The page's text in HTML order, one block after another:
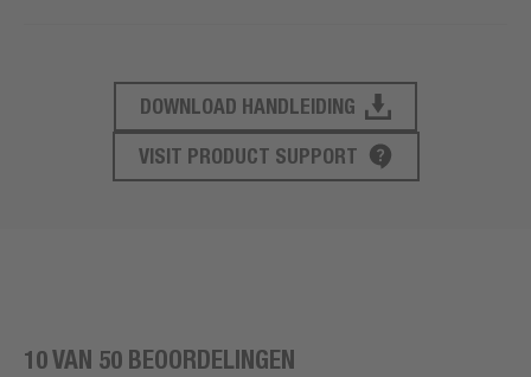
PRODUCT ONDERSTEUNING
DOWNLOAD HANDLEIDING
VISIT PRODUCT SUPPORT
10 VAN 50 BEOORDELINGEN